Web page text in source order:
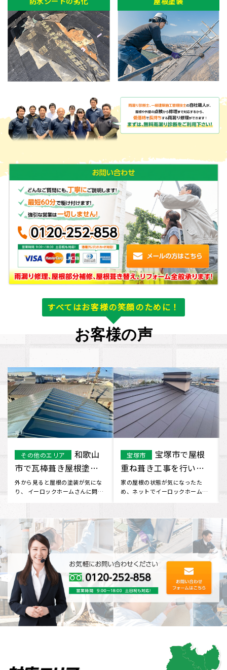
すべてはお客様の笑顔のために！
お客様の声
その他のエリア
宇治市
で屋根葺き替え工事を
行いました
ホームページを見つけてお問い合
わせしました。 工事について不安
東大阪市
東大阪市 Y様
屋根漆喰工事になりま
す。
近所の方が工事をしていて、作業
も丁寧できれいに工事をしていた